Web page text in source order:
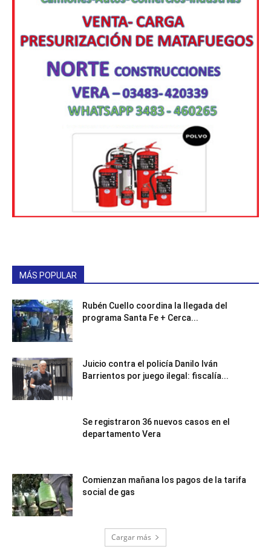
MÁS POPULAR
Rubén Cuello coordina la llegada del
programa Santa Fe + Cerca...
Juicio contra el policía Danilo Iván
Barrientos por juego ilegal: fiscalía...
Se registraron 36 nuevos casos en el
departamento Vera
Comienzan mañana los pagos de la tarifa
social de gas
Cargar más